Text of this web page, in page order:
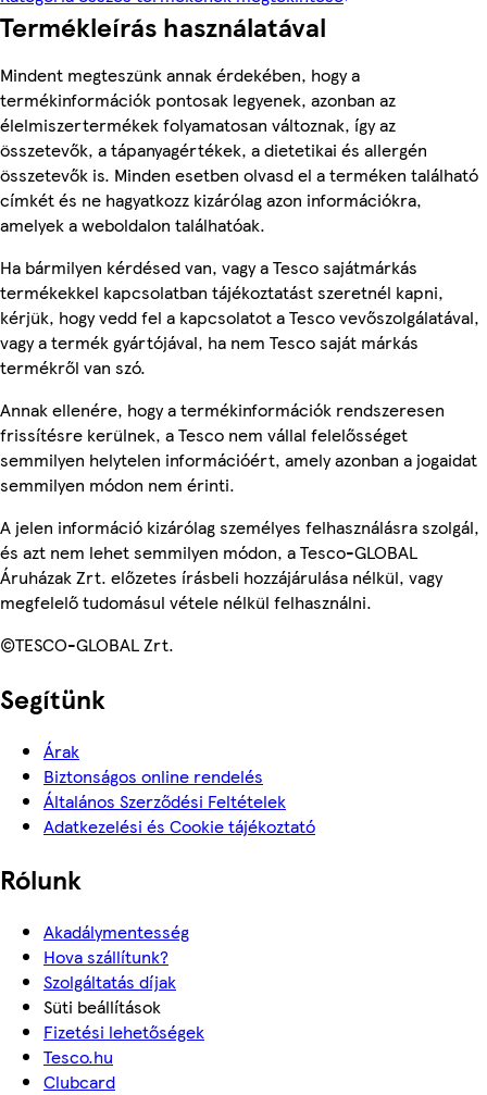
Termékleírás használatával
Mindent megteszünk annak érdekében, hogy a
termékinformációk pontosak legyenek, azonban az
élelmiszertermékek folyamatosan változnak, így az
összetevők, a tápanyagértékek, a dietetikai és allergén
összetevők is. Minden esetben olvasd el a terméken található
címkét és ne hagyatkozz kizárólag azon információkra,
amelyek a weboldalon találhatóak.
Ha bármilyen kérdésed van, vagy a Tesco sajátmárkás
termékekkel kapcsolatban tájékoztatást szeretnél kapni,
kérjük, hogy vedd fel a kapcsolatot a Tesco vevőszolgálatával,
vagy a termék gyártójával, ha nem Tesco saját márkás
termékről van szó.
Annak ellenére, hogy a termékinformációk rendszeresen
frissítésre kerülnek, a Tesco nem vállal felelősséget
semmilyen helytelen információért, amely azonban a jogaidat
semmilyen módon nem érinti.
A jelen információ kizárólag személyes felhasználásra szolgál,
és azt nem lehet semmilyen módon, a Tesco-GLOBAL
Áruházak Zrt. előzetes írásbeli hozzájárulása nélkül, vagy
megfelelő tudomásul vétele nélkül felhasználni.
©TESCO-GLOBAL Zrt.
Segítünk
Árak
Biztonságos online rendelés
Általános Szerződési Feltételek
Adatkezelési és Cookie tájékoztató
Rólunk
Akadálymentesség
Hova szállítunk?
Szolgáltatás díjak
Süti beállítások
Fizetési lehetőségek
Tesco.hu
Clubcard